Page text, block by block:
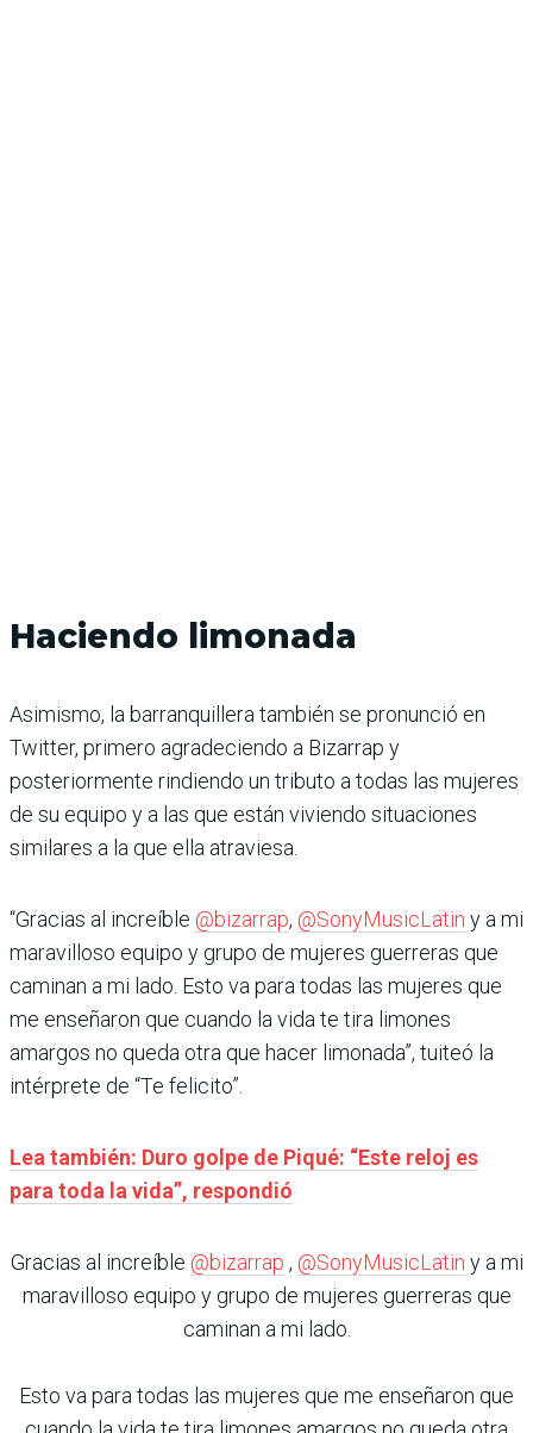
Haciendo limonada
Asimismo, la barranquillera también se pronunció en
Twitter, primero agradeciendo a Bizarrap y
posteriormente rindiendo un tributo a todas las mujeres
de su equipo y a las que están viviendo situaciones
similares a la que ella atraviesa.
“Gracias al increíble @bizarrap, @SonyMusicLatin y a mi
maravilloso equipo y grupo de mujeres guerreras que
caminan a mi lado. Esto va para todas las mujeres que
me enseñaron que cuando la vida te tira limones
amargos no queda otra que hacer limonada”, tuiteó la
intérprete de “Te felicito”.
Lea también: Duro golpe de Piqué: “Este reloj es
para toda la vida”, respondió
Gracias al increíble @bizarrap , @SonyMusicLatin y a mi
maravilloso equipo y grupo de mujeres guerreras que
caminan a mi lado.
Esto va para todas las mujeres que me enseñaron que